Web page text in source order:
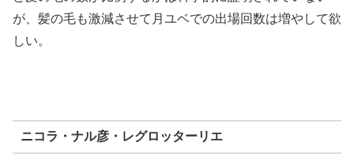
が、髪の毛も激減させて月ユベでの出場回数は増やして欲
しい。
ニコラ・ナル彦・レグロッターリエ